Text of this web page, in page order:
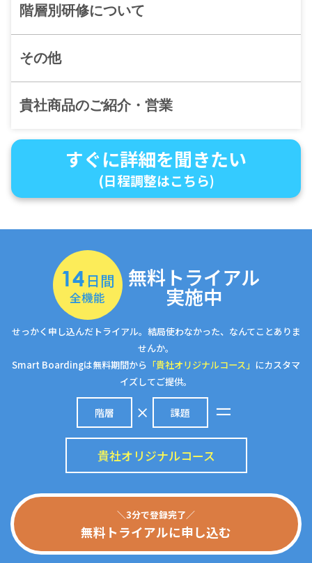
階層別研修について
その他
貴社商品のご紹介・営業
すぐに詳細を聞きたい
(日程調整はこちら)
14 日間
全機能
無料トライアル
実施中
せっかく申し込んだトライアル。結局使わなかった、なんてことありま
せんか。
Smart Boardingは無料期間から 「貴社オリジナルコース」 にカスタマ
イズしてご提供。
階層 課題
貴社オリジナルコース
＼3分で登録完了／
無料トライアルに申し込む